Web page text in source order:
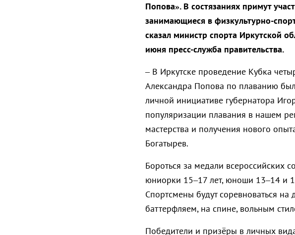
Попова». В состязаниях примут
занимающиеся в физкультурно-
сказал министр спорта Иркутской
июня пресс-служба правительства.
– В Иркутске проведение Кубка
Александра Попова по плаванию
личной инициативе губернатора
популяризации плавания в нашем
мастерства и получения нового
Богатырев.
Бороться за медали всероссийских
юниорки 15–17 лет, юноши 13–14 и
Спортсмены будут соревноваться
баттерфляем, на спине, вольным
Победители и призёры в личных